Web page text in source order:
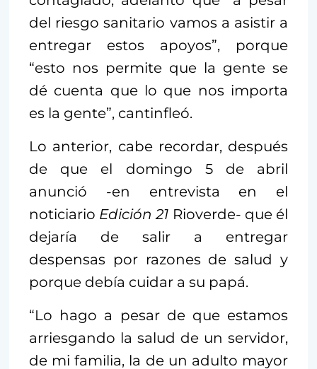
del riesgo sanitario vamos a asistir a
entregar estos apoyos”, porque
“esto nos permite que la gente se
dé cuenta que lo que nos importa
es la gente”, cantinfleó.
Lo anterior, cabe recordar, después
de que el domingo 5 de abril
anunció -en entrevista en el
noticiario Edición 21 Rioverde- que él
dejaría de salir a entregar
despensas por razones de salud y
porque debía cuidar a su papá.
“Lo hago a pesar de que estamos
arriesgando la salud de un servidor,
de mi familia, la de un adulto mayor